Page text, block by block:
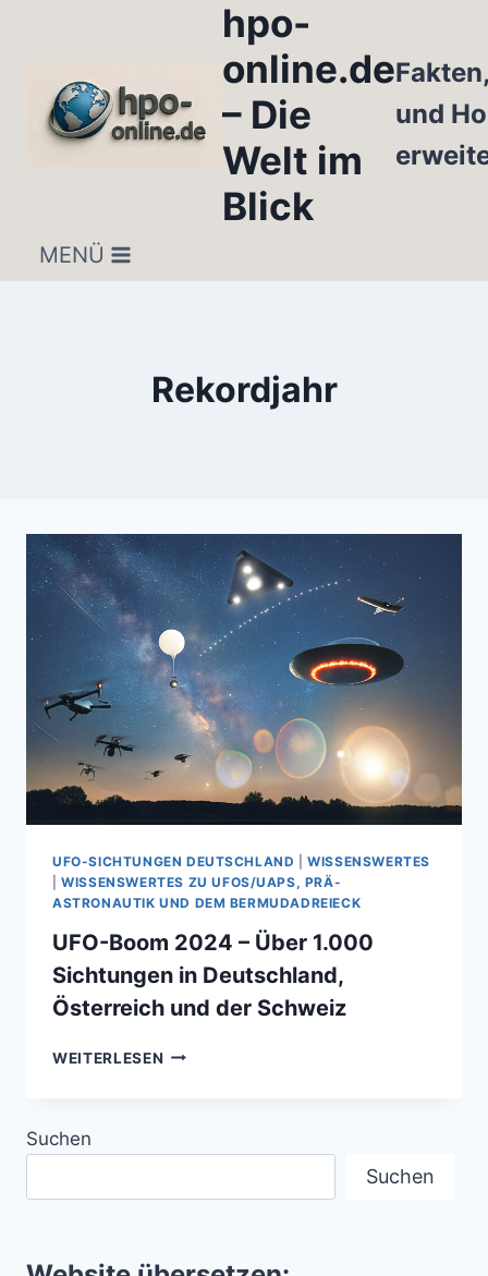
hpo-
online.de
– Die
Welt im
Blick
und
MENÜ
Rekordjahr
UFO-SICHTUNGEN DEUTSCHLAND |WISSENSWERTES
|WISSENSWERTES ZU UFOS/UAPS, PRÄ-
ASTRONAUTIK UND DEM BERMUDADREIECK
UFO-Boom 2024 – Über 1.000
Sichtungen in Deutschland,
Österreich und der Schweiz
WEITERLESEN UFO-
Suchen
Suchen